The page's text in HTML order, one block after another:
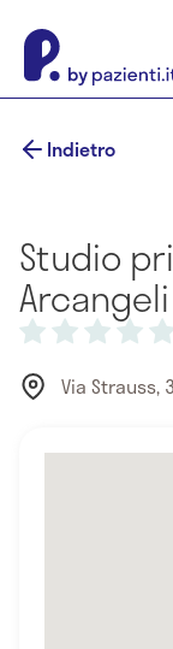
Indietro
Studio
Arcangeli
Via Strauss,